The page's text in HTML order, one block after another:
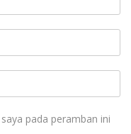
pada peramban ini